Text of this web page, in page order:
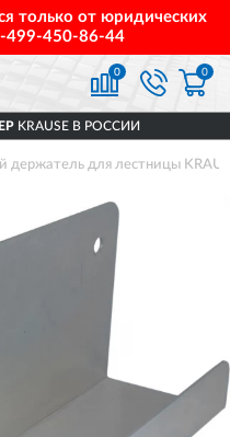
только от юридических
499-450-86-44
0 0
KRAUSE В РОССИИ
держатель для лестницы